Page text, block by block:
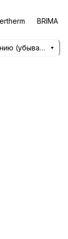
BRIMA
По умолчанию (убывание)